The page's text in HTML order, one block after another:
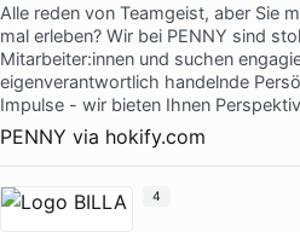
Alle reden von Teamgeist, aber Sie
mal erleben? Wir bei PENNY sind
Mitarbeiter:innen und suchen
eigenverantwortlich handelnde
Impulse - wir bieten Ihnen
PENNY via hokify.com
4